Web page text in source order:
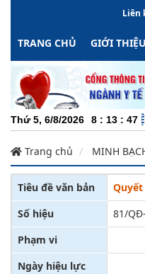
Liên
TRANG CHỦ GIỚI THIỆU
Thứ 5, 6/8/2026 8 : 13 : 48
CHUYÊN NGHIỆP
Trang chủ MINH
Tiêu đề văn bản
Quyết
Số hiệu
81/
Phạm vi
Ngày hiệu lực